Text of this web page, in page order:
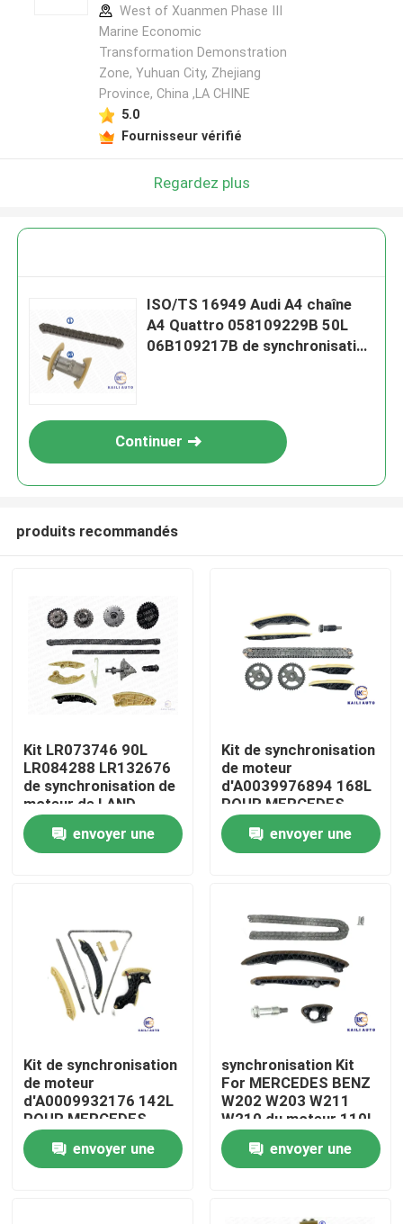
À la maison
Produits
Vidéos
Visite de l'usine
Contrôle de la qualité
Nouvelles
Demandez un devis
West of Xuanmen Phase III
Marine Economic
Transformation Demonstration
Zone, Yuhuan City, Zhejiang
Province, China ,LA CHINE
5.0
Fournisseur vérifié
Regardez plus
ISO/TS 16949 Audi A4 chaîne
A4 Quattro 058109229B 50L
06B109217B de synchronisation
Continuer
produits recommandés
Kit LR073746 90L
LR084288 LR132676
de synchronisation de
moteur de LAND
ROVER/JAGUAR
envoyer une
Kit de synchronisation
de moteur
d'A0039976894 168L
POUR MERCEDES
BENZ M112/M113
envoyer une
Kit de synchronisation
de moteur
d'A0009932176 142L
POUR MERCEDES
BENZ CLK classe de la
e M271.921envoyer une
synchronisation Kit
For MERCEDES BENZ
W202 W203 W211
W210 du moteur 110L
0039977594
envoyer une